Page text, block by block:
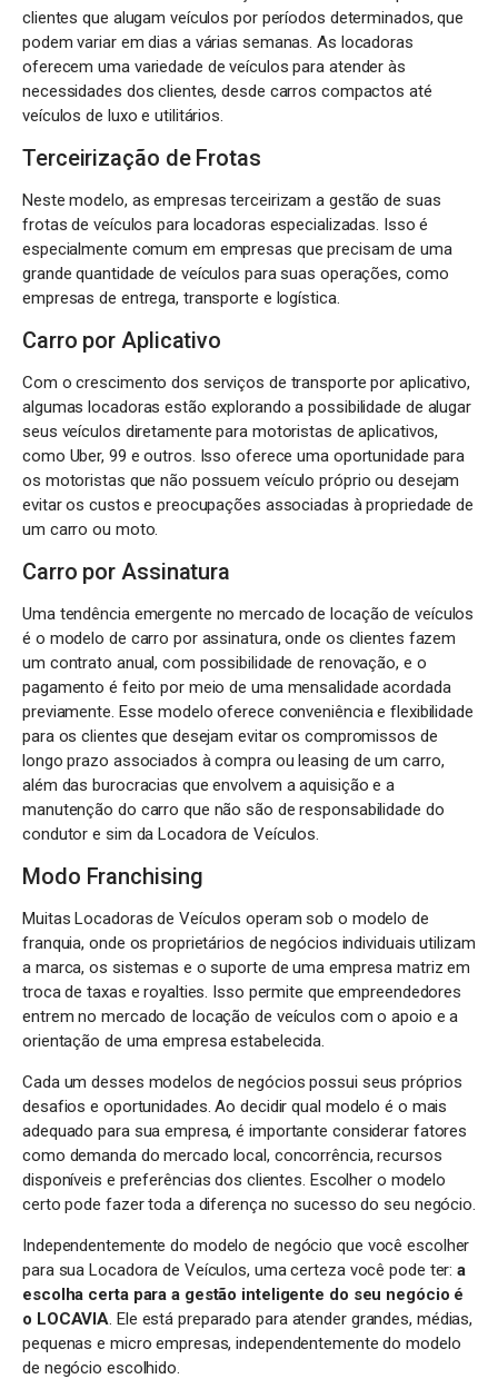
clientes que alugam veículos por períodos determinados, que
podem variar em dias a várias semanas. As locadoras
oferecem uma variedade de veículos para atender às
necessidades dos clientes, desde carros compactos até
veículos de luxo e utilitários.
Terceirização de Frotas
Neste modelo, as empresas terceirizam a gestão de suas
frotas de veículos para locadoras especializadas. Isso é
especialmente comum em empresas que precisam de uma
grande quantidade de veículos para suas operações, como
empresas de entrega, transporte e logística.
Carro por Aplicativo
Com o crescimento dos serviços de transporte por aplicativo,
algumas locadoras estão explorando a possibilidade de alugar
seus veículos diretamente para motoristas de aplicativos,
como Uber, 99 e outros. Isso oferece uma oportunidade para
os motoristas que não possuem veículo próprio ou desejam
evitar os custos e preocupações associadas à propriedade de
um carro ou moto.
Carro por Assinatura
Uma tendência emergente no mercado de locação de veículos
é o modelo de carro por assinatura, onde os clientes fazem
um contrato anual, com possibilidade de renovação, e o
pagamento é feito por meio de uma mensalidade acordada
previamente. Esse modelo oferece conveniência e flexibilidade
para os clientes que desejam evitar os compromissos de
longo prazo associados à compra ou leasing de um carro,
além das burocracias que envolvem a aquisição e a
manutenção do carro que não são de responsabilidade do
condutor e sim da Locadora de Veículos.
Modo Franchising
Muitas Locadoras de Veículos operam sob o modelo de
franquia, onde os proprietários de negócios individuais utilizam
a marca, os sistemas e o suporte de uma empresa matriz em
troca de taxas e royalties. Isso permite que empreendedores
entrem no mercado de locação de veículos com o apoio e a
orientação de uma empresa estabelecida.
Cada um desses modelos de negócios possui seus próprios
desafios e oportunidades. Ao decidir qual modelo é o mais
adequado para sua empresa, é importante considerar fatores
como demanda do mercado local, concorrência, recursos
disponíveis e preferências dos clientes. Escolher o modelo
certo pode fazer toda a diferença no sucesso do seu negócio.
Independentemente do modelo de negócio que você escolher
para sua Locadora de Veículos, uma certeza você pode ter:a
escolha certa para a gestão inteligente do seu negócio é
o LOCAVIA. Ele está preparado para atender grandes, médias,
pequenas e micro empresas, independentemente do modelo
de negócio escolhido.